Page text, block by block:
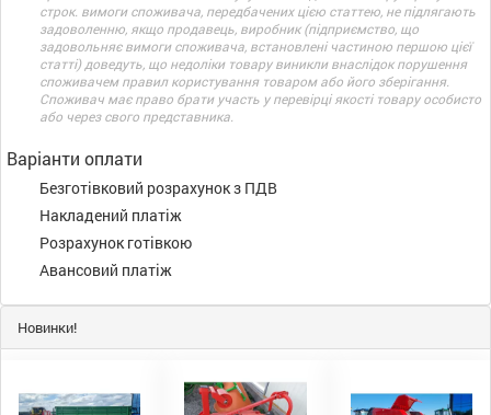
строк. вимоги споживача, передбачених цією статтею, не підлягають
задоволенню, якщо продавець, виробник (підприємство, що
задовольняє вимоги споживача, встановлені частиною першою цієї
статті) доведуть, що недоліки товару виникли внаслідок порушення
споживачем правил користування товаром або його зберігання.
Споживач має право брати участь у перевірці якості товару особисто
або через свого представника.
Варіанти оплати
Безготівковий розрахунок з ПДВ
Накладений платіж
Розрахунок готівкою
Авансовий платіж
Новинки!